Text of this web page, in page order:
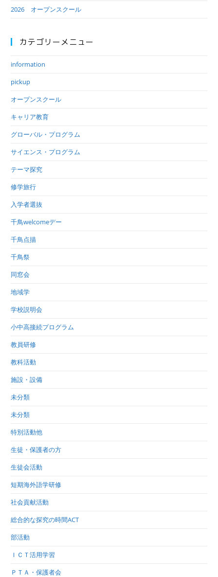
2026 オープンスクール
カテゴリーメニュー
information
pickup
オープンスクール
キャリア教育
グローバル・プログラム
サイエンス・プログラム
テーマ探究
修学旅行
入学者選抜
千鳥welcomeデー
千鳥点描
千鳥祭
同窓会
地域学
学校説明会
小中高接続プログラム
教員研修
教科活動
施設・設備
未分類
未分類
特別活動他
生徒・保護者の方
生徒会活動
短期海外語学研修
社会貢献活動
総合的な探究の時間ACT
部活動
ＩＣＴ活用学習
ＰＴＡ・保護者会